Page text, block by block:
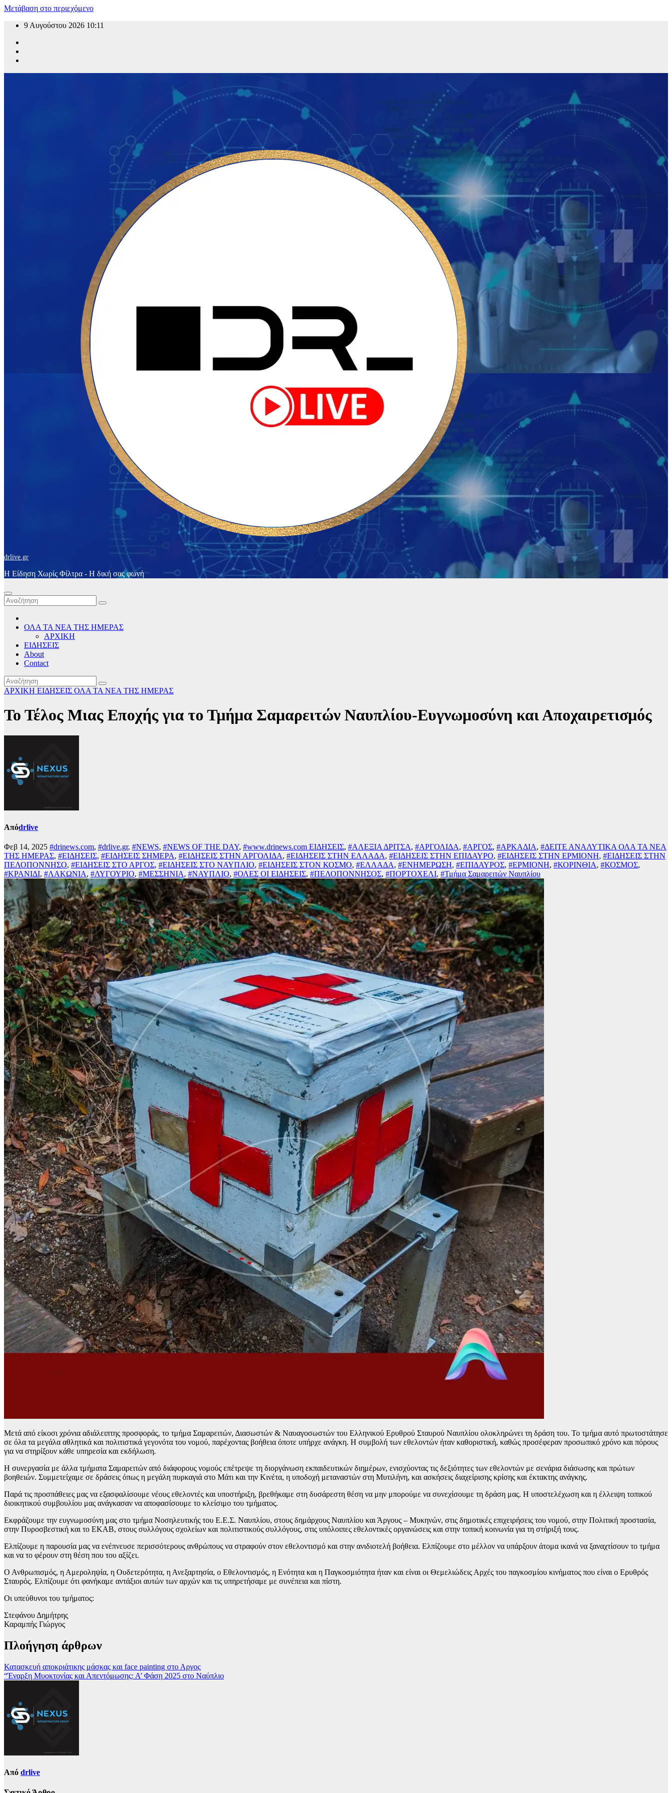
Μετάβαση στο περιεχόμενο
9 Αυγούστου 2026 10:11
drlive.gr
Η Είδηση Χωρίς Φίλτρα - H δική σας φωνή
ΟΛΑ ΤΑ ΝΕΑ ΤΗΣ ΗΜΕΡΑΣ
ΑΡΧΙΚΗ
ΕΙΔΗΣΕΙΣ
About
Contact
ΑΡΧΙΚΗ ΕΙΔΗΣΕΙΣ ΟΛΑ ΤΑ ΝΕΑ ΤΗΣ ΗΜΕΡΑΣ
Το Τέλος Μιας Εποχής για το Τμήμα Σαμαρειτών Ναυπλίου-Ευγνωμοσύνη και Αποχαιρετισμός
Απόdrlive
Φεβ 14, 2025 #drinews.com, #drlive.gr, #NEWS, #NEWS OF THE DAY, #www.drinews.com ΕΙΔΗΣΕΙΣ, #ΑΛΕΞΙΑ ΔΡΙΤΣΑ, #ΑΡΓΟΛΙΔΑ, #ΑΡΓΟΣ, #ΑΡΚΑΔΙΑ, #ΔΕΙΤΕ ΑΝΑΛΥΤΙΚΑ ΟΛΑ ΤΑ ΝΕΑ
ΤΗΣ ΗΜΕΡΑΣ, #ΕΙΔΗΣΕΙΣ, #ΕΙΔΗΣΕΙΣ ΣΗΜΕΡΑ, #ΕΙΔΗΣΕΙΣ ΣΤΗΝ ΑΡΓΟΛΙΔΑ, #ΕΙΔΗΣΕΙΣ ΣΤΗΝ ΕΛΛΑΔΑ, #ΕΙΔΗΣΕΙΣ ΣΤΗΝ ΕΠΙΔΑΥΡΟ, #ΕΙΔΗΣΕΙΣ ΣΤΗΝ ΕΡΜΙΟΝΗ, #ΕΙΔΗΣΕΙΣ ΣΤΗΝ
ΠΕΛΟΠΟΝΝΗΣΟ, #ΕΙΔΗΣΕΙΣ ΣΤΟ ΑΡΓΟΣ, #ΕΙΔΗΣΕΙΣ ΣΤΟ ΝΑΥΠΛΙΟ, #ΕΙΔΗΣΕΙΣ ΣΤΟΝ ΚΟΣΜΟ, #ΕΛΛΑΔΑ, #ΕΝΗΜΕΡΩΣΗ, #ΕΠΙΔΑΥΡΟΣ, #ΕΡΜΙΟΝΗ, #ΚΟΡΙΝΘΙΑ, #ΚΟΣΜΟΣ,
#ΚΡΑΝΙΔΙ, #ΛΑΚΩΝΙΑ, #ΛΥΓΟΥΡΙΟ, #ΜΕΣΣΗΝΙΑ, #ΝΑΥΠΛΙΟ, #ΟΛΕΣ ΟΙ ΕΙΔΗΣΕΙΣ, #ΠΕΛΟΠΟΝΝΗΣΟΣ, #ΠΟΡΤΟΧΕΛΙ, #Τμήμα Σαμαρειτών Ναυπλίου
Μετά από είκοσι χρόνια αδιάλειπτης προσφοράς, το τμήμα Σαμαρειτών, Διασωστών & Ναυαγοσωστών του Ελληνικού Ερυθρού Σταυρού Ναυπλίου ολοκληρώνει τη δράση του. Το τμήμα αυτό πρωτοστάτησε
σε όλα τα μεγάλα αθλητικά και πολιτιστικά γεγονότα του νομού, παρέχοντας βοήθεια όποτε υπήρχε ανάγκη. Η συμβολή των εθελοντών ήταν καθοριστική, καθώς προσέφεραν προσωπικό χρόνο και πόρους
για να στηρίξουν κάθε υπηρεσία και εκδήλωση.
Η συνεργασία με άλλα τμήματα Σαμαρειτών από διάφορους νομούς επέτρεψε τη διοργάνωση εκπαιδευτικών διημέρων, ενισχύοντας τις δεξιότητες των εθελοντών με σενάρια διάσωσης και πρώτων
βοηθειών. Συμμετείχαμε σε δράσεις όπως η μεγάλη πυρκαγιά στο Μάτι και την Κινέτα, η υποδοχή μεταναστών στη Μυτιλήνη, και ασκήσεις διαχείρισης κρίσης και έκτακτης ανάγκης.
Παρά τις προσπάθειες μας να εξασφαλίσουμε νέους εθελοντές και υποστήριξη, βρεθήκαμε στη δυσάρεστη θέση να μην μπορούμε να συνεχίσουμε τη δράση μας. Η υποστελέχωση και η έλλειψη τοπικού
διοικητικού συμβουλίου μας ανάγκασαν να αποφασίσουμε το κλείσιμο του τμήματος.
Εκφράζουμε την ευγνωμοσύνη μας στο τμήμα Νοσηλευτικής του Ε.Ε.Σ. Ναυπλίου, στους δημάρχους Ναυπλίου και Άργους – Μυκηνών, στις δημοτικές επιχειρήσεις του νομού, στην Πολιτική προστασία,
στην Πυροσβεστική και το ΕΚΑΒ, στους συλλόγους σχολείων και πολιτιστικούς συλλόγους, στις υπόλοιπες εθελοντικές οργανώσεις και στην τοπική κοινωνία για τη στήριξή τους.
Ελπίζουμε η παρουσία μας να ενέπνευσε περισσότερους ανθρώπους να στραφούν στον εθελοντισμό και στην ανιδιοτελή βοήθεια. Ελπίζουμε στο μέλλον να υπάρξουν άτομα ικανά να ξαναχτίσουν το τμήμα
και να το φέρουν στη θέση που του αξίζει.
Ο Ανθρωπισμός, η Αμεροληψία, η Ουδετερότητα, η Ανεξαρτησία, ο Εθελοντισμός, η Ενότητα και η Παγκοσμιότητα ήταν και είναι οι Θεμελιώδεις Αρχές του παγκοσμίου κινήματος που είναι ο Ερυθρός
Σταυρός. Ελπίζουμε ότι φανήκαμε αντάξιοι αυτών των αρχών και τις υπηρετήσαμε με συνέπεια και πίστη.
Οι υπεύθυνοι του τμήματος:
Στεφάνου Δημήτρης
Καραμπής Γιώργος
Πλοήγηση άρθρων
Κατασκευή αποκριάτικης μάσκας και face painting στο Αργος
“Έναρξη Μυοκτονίας και Απεντόμωσης: Α’ Φάση 2025 στο Ναύπλιο
Από drlive